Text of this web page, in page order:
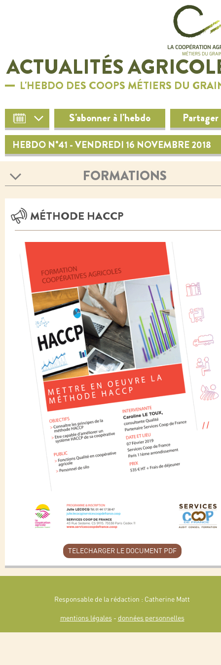
ACTUALITÉS
L'HEBDO DES COOPS MÉTIERS DU
S'abonner à l'hebdo Partager
HEBDO N°41 - VENDREDI 16 NOVEMBRE 2018
FORMATIONS
MÉTHODE HACCP
TELECHARGER LE DOCUMENT PDF
Responsable de la rédaction : Catherine Matt
mentions légales - données personnelles